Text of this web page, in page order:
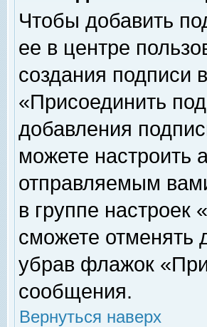
Чтобы добавить
ее в центре
создания подписи
«Присоединить
добавления
можете настроить
отправляемым
в группе
сможете отменять
убрав флажок
сообщения.
Вернуться наверх